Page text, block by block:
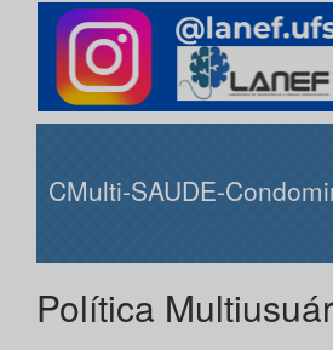
CMulti-SAUDE-
Política